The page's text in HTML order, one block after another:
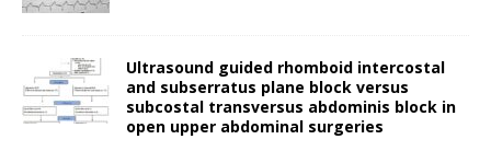
Ultrasound guided rhomboid intercostal
and subserratus plane block versus
subcostal transversus abdominis block in
open upper abdominal surgeries